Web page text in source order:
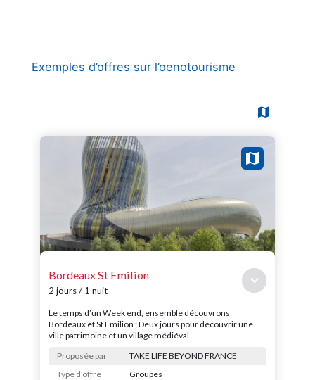
Exemples d’offres sur l’oenotourisme